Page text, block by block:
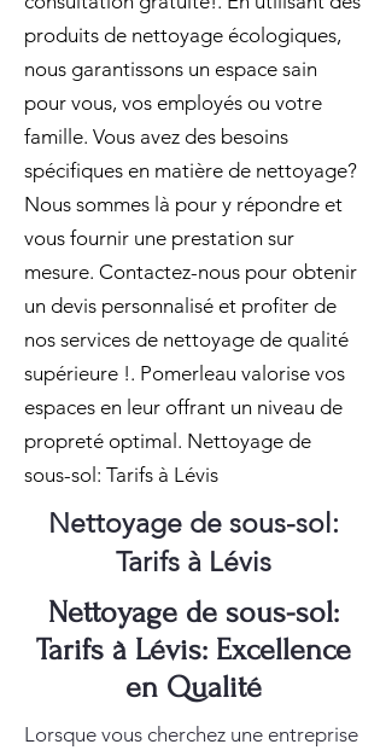
produits de nettoyage écologiques,
nous garantissons un espace sain
pour vous, vos employés ou votre
famille. Vous avez des besoins
spécifiques en matière de nettoyage?
Nous sommes là pour y répondre et
vous fournir une prestation sur
mesure. Contactez-nous pour obtenir
un devis personnalisé et profiter de
nos services de nettoyage de qualité
supérieure !. Pomerleau valorise vos
espaces en leur offrant un niveau de
propreté optimal. Nettoyage de
sous-sol: Tarifs à Lévis
Nettoyage de sous-sol:
Tarifs à Lévis
Nettoyage de sous-sol:
Tarifs à Lévis: Excellence
en Qualité
Lorsque vous cherchez une entreprise